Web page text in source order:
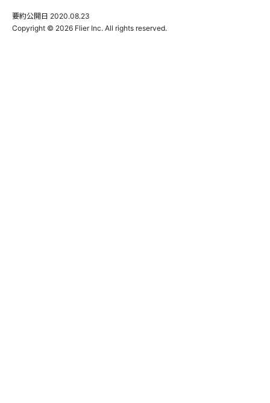
要約公開日 2020.08.23